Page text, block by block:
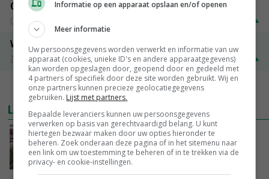
Gerst
Groningen
Volle melkpoeder
Zuivel NL
€ 345,00 € 20,00
MEER MARKTPRIJZEN
LAATSTE NIEUWS
‘Door hittegolf is aantal terugkomers bij
zeugen verdubbeld’
VANDAAG, 06:19
Informatie op een apparaat opslaan en/of openen
Meer informatie
Uw persoonsgegevens worden verwerkt en informatie van uw
apparaat (cookies, unieke ID's en andere apparaatgegevens)
kan worden opgeslagen door, geopend door en gedeeld met
4 partners of specifiek door deze site worden gebruikt. Wij en
onze partners kunnen precieze geolocatiegegevens
gebruiken. Lijst met partners.
Bepaalde leveranciers kunnen uw persoonsgegevens
verwerken op basis van gerechtvaardigd belang. U kunt
hiertegen bezwaar maken door uw opties hieronder te
beheren. Zoek onderaan deze pagina of in het sitemenu naar
een link om uw toestemming te beheren of in te trekken via de
privacy- en cookie-instellingen.